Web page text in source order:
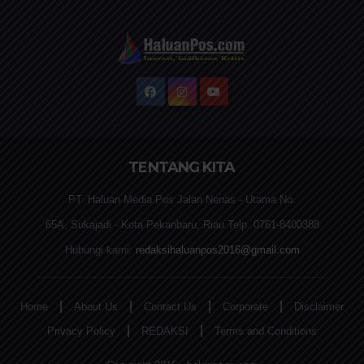
TENTANG KITA
PT. Haluan Media Pos Jalan Nenas - Utama No.
65A, Sukajadi - Kota Pekanbaru, Riau Telp. 0761-8400388
Hubungi kami: redaksihaluanpos2016@gmail.com
Home About Us Contact Us Corporate
Disclaimer
Privacy Policy
REDAKSI Terms and Conditions